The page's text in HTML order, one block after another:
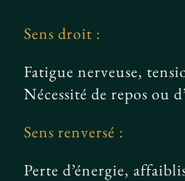
Sens droit :
Fatigue nerveuse,
Nécessité de repos ou
Sens renversé :
Perte d’énergie,